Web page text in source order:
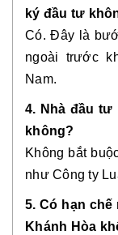
ký đầu tư
Có. Đây là
ngoài trước
Nam.
4. Nhà đầu tư
không?
Không bắt
như Công ty
5. Có hạn
Khánh Hòa